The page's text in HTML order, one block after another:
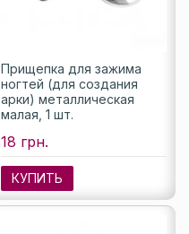
Прищепка для зажима
ногтей (для создания
арки) металлическая
малая, 1 шт.
18 грн.
КУПИТЬ